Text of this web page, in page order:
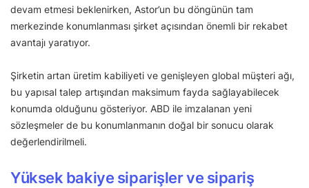
devam etmesi beklenirken, Astor’un bu döngünün tam
merkezinde konumlanması şirket açısından önemli bir rekabet
avantajı yaratıyor.
Şirketin artan üretim kabiliyeti ve genişleyen global müşteri ağı,
bu yapısal talep artışından maksimum fayda sağlayabilecek
konumda olduğunu gösteriyor. ABD ile imzalanan yeni
sözleşmeler de bu konumlanmanın doğal bir sonucu olarak
değerlendirilmeli.
Yüksek bakiye siparişler ve sipariş